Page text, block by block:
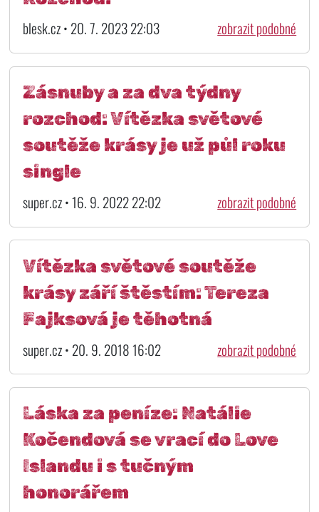
blesk.cz • 20. 7. 2023 22:03 zobrazit podobné
Zásnuby a za dva týdny
rozchod: Vítězka světové
soutěže krásy je už půl roku
single
super.cz • 16. 9. 2022 22:02 zobrazit podobné
Vítězka světové soutěže
krásy září štěstím: Tereza
Fajksová je těhotná
super.cz • 20. 9. 2018 16:02 zobrazit podobné
Láska za peníze: Natálie
Kočendová se vrací do Love
Islandu i s tučným
honorářem